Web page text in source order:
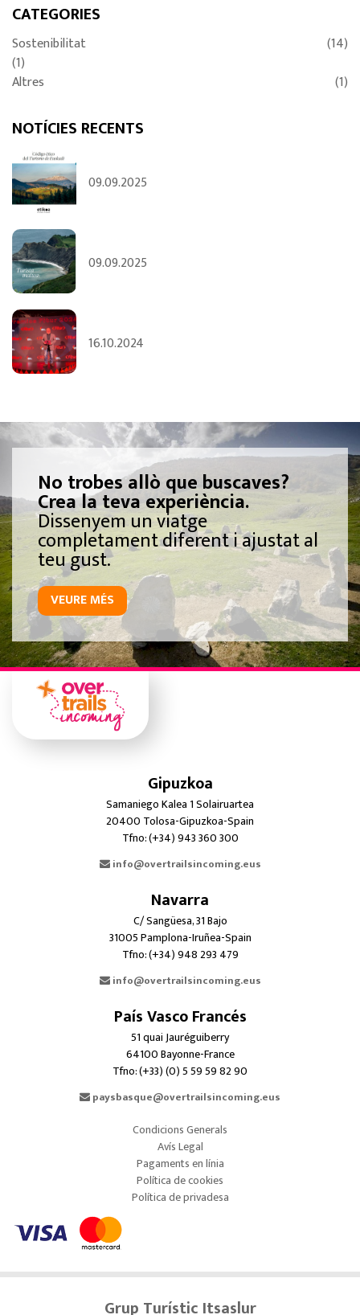
CATEGORIES
Sostenibilitat
(14)
(1)
Altres
(1)
NOTÍCIES RECENTS
09.09.2025
09.09.2025
16.10.2024
No trobes allò que buscaves?
Crea la teva experiència.
Dissenyem un viatge
completament diferent i ajustat al
teu gust.
VEURE MÉS
Gipuzkoa
Samaniego Kalea 1 Solairuartea
20400 Tolosa-Gipuzkoa-Spain
Tfno: (+34) 943 360 300
info@overtrailsincoming.eus
Navarra
C/ Sangüesa, 31 Bajo
31005 Pamplona-Iruñea-Spain
Tfno: (+34) 948 293 479
info@overtrailsincoming.eus
País Vasco Francés
51 quai Jauréguiberry
64100 Bayonne-France
Tfno: (+33) (0) 5 59 59 82 90
paysbasque@overtrailsincoming.eus
Condicions Generals
Avís Legal
Pagaments en línia
Política de cookies
Política de privadesa
Grup Turístic Itsaslur